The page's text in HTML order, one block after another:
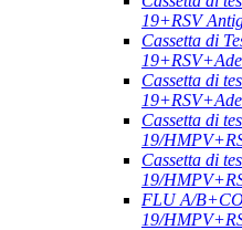
19+RSV
Cassetta di
Cassetta di
Cassetta di
19/
Cassetta di
19/
FLU A/
19/